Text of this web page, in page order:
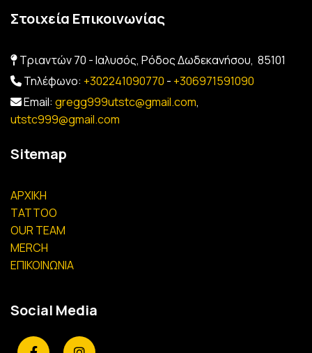
Στοιχεία Επικοινωνίας
 Τριαντών 70 - Ιαλυσός, Ρόδος Δωδεκανήσου, 85101
 Τηλέφωνο: +302241090770 - +306971591090
Email: gregg999utstc@gmail.com,
utstc999@gmail.com
Sitemap
ΑΡΧΙΚΗ
TATTOO
OUR TEAM
MERCH
ΕΠΙΚΟΙΝΩΝΙΑ
Social Media